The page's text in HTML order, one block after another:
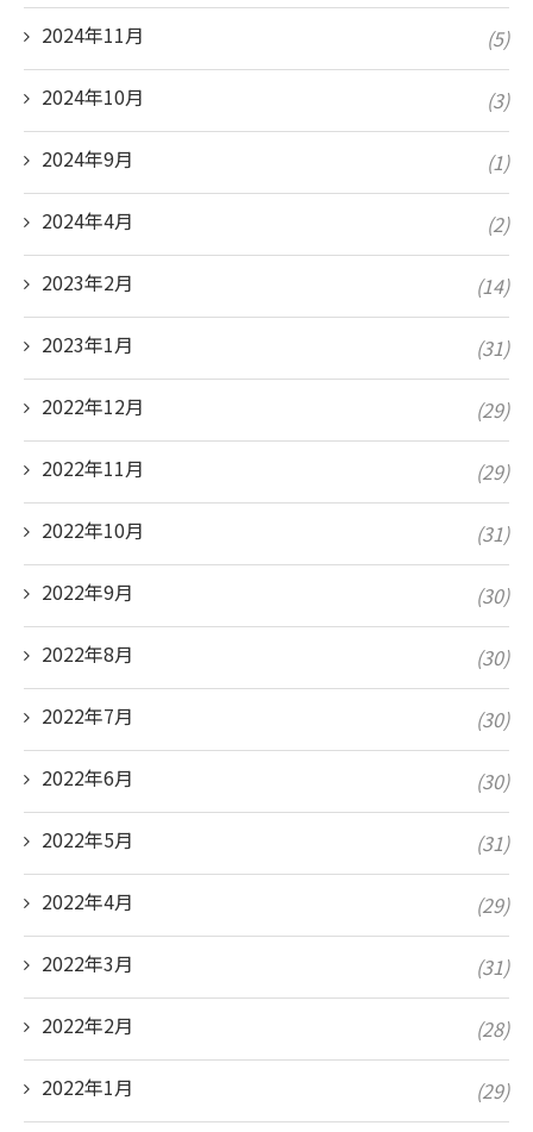
2024年11月 (5)
2024年10月 (3)
2024年9月 (1)
2024年4月 (2)
2023年2月 (14)
2023年1月 (31)
2022年12月 (29)
2022年11月 (29)
2022年10月 (31)
2022年9月 (30)
2022年8月 (30)
2022年7月 (30)
2022年6月 (30)
2022年5月 (31)
2022年4月 (29)
2022年3月 (31)
2022年2月 (28)
2022年1月 (29)